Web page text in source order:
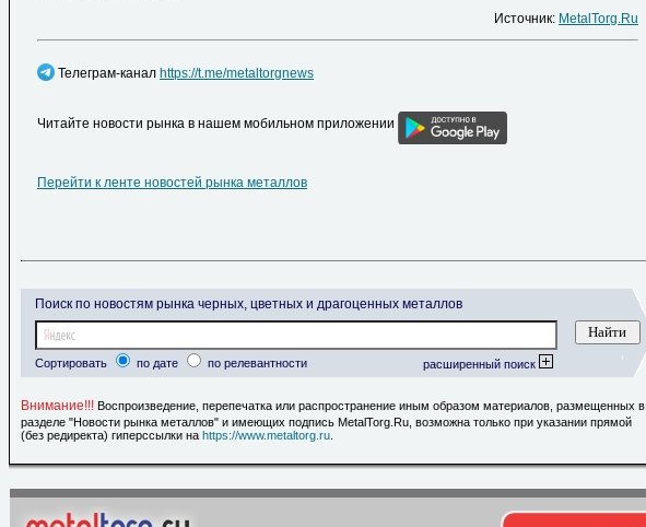
Источник: MetalTorg.Ru
Телеграм-канал https://t.me/metaltorgnews
Читайте новости рынка в нашем мобильном приложении
Перейти к ленте новостей рынка металлов
Поиск по новостям рынка черных, цветных и драгоценных металлов
Сортировать по дате по релевантности расширенный поиск
Внимание!!! Воспроизведение, перепечатка или распространение иным образом материалов, размещенных в
разделе "Новости рынка металлов" и имеющих подпись MetalTorg.Ru, возможна только при указании прямой
(без редиректа) гиперссылки на https://www.metaltorg.ru